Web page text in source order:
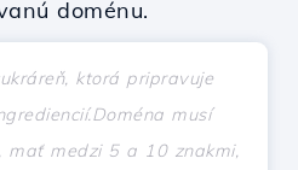
doménu.